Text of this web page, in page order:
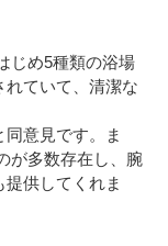
じめ5種類の浴場
れていて、清潔な
同意見です。ま
が多数存在し、腕
供してくれま